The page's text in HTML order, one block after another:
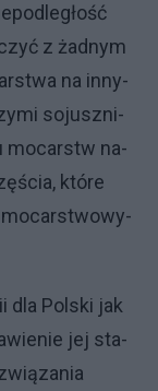
z żad­nym
na in­ny­
so­jusz­ni­
mo­car­stw na­
któ­re
mo­car­stwo­wy­
Pol­ski jak
jej sta­